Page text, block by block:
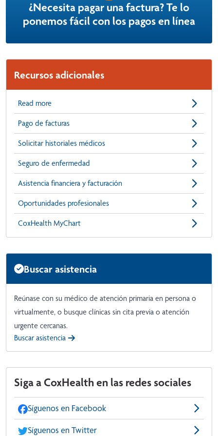
¿Necesita pagar una factura? Te lo
ponemos fácil con los pagos en línea
Recursos adicionales
Read more
Pago de facturas
Solicitar historiales médicos
Seguro de enfermedad
Asistencia financiera y facturación
Oportunidades profesionales
CoxHealth MyChart
Buscar asistencia
Reúnase con su médico de atención primaria en persona o
virtualmente, o busque clínicas sin cita previa o atención
urgente cercanas.
Buscar asistencia
Siga a CoxHealth en las redes sociales
Síguenos en Facebook
Síguenos en Twitter